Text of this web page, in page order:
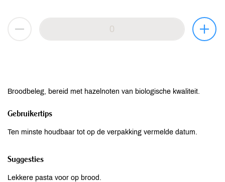
Broodbeleg, bereid met hazelnoten van biologische kwaliteit.
Gebruikertips
Ten minste houdbaar tot op de verpakking vermelde datum.
Suggesties
Lekkere pasta voor op brood.